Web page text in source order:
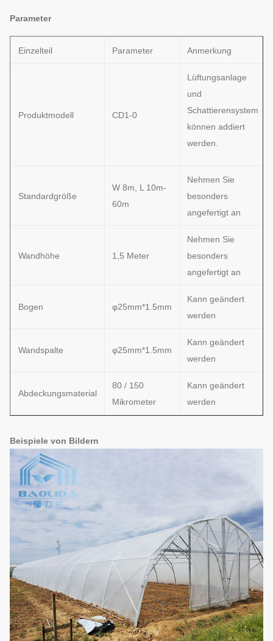
Parameter
Einzelteil Parameter Anmerkung
Produktmodell CD1-0
Lüftungsanlage
und
Schattierensystem
können addiert
werden.
Standardgröße
W 8m, L 10m-
60m
Nehmen Sie
besonders
angefertigt an
Wandhöhe 1,5 Meter
Nehmen Sie
besonders
angefertigt an
Bogen φ25mm*1.5mm
Kann geändert
werden
Wandspalte φ25mm*1.5mm
Kann geändert
werden
Abdeckungsmaterial
80 / 150
Mikrometer
Kann geändert
werden
Beispiele von Bildern